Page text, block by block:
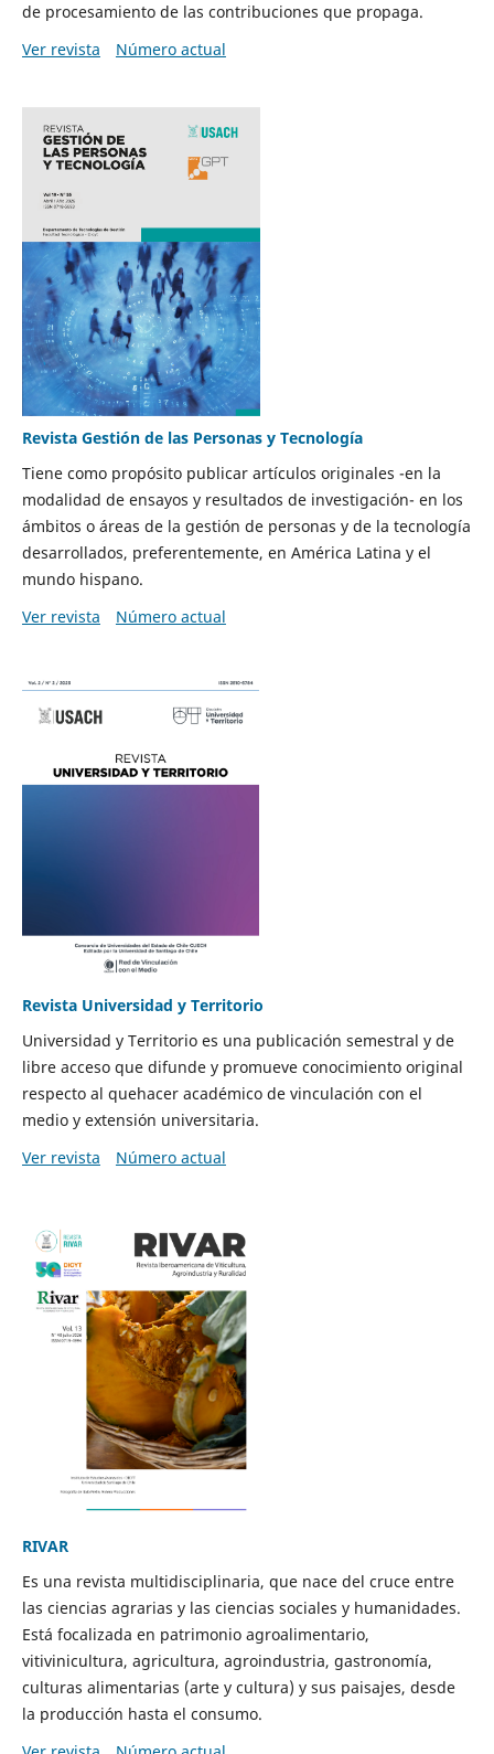
de procesamiento de las contribuciones que propaga.
Ver revista
Número actual
Revista Gestión de las Personas y Tecnología
Tiene como propósito publicar artículos originales -en la
modalidad de ensayos y resultados de investigación- en los
ámbitos o áreas de la gestión de personas y de la tecnología
desarrollados, preferentemente, en América Latina y el
mundo hispano.
Ver revista
Número actual
Revista Universidad y Territorio
Universidad y Territorio es una publicación semestral y de
libre acceso que difunde y promueve conocimiento original
respecto al quehacer académico de vinculación con el
medio y extensión universitaria.
Ver revista
Número actual
RIVAR
Es una revista multidisciplinaria, que nace del cruce entre
las ciencias agrarias y las ciencias sociales y humanidades.
Está focalizada en patrimonio agroalimentario,
vitivinicultura, agricultura, agroindustria, gastronomía,
culturas alimentarias (arte y cultura) y sus paisajes, desde
la producción hasta el consumo.